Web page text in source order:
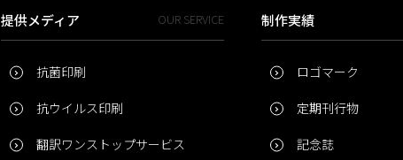
提供メディア OUR SERVICE
抗菌印刷
抗ウイルス印刷
翻訳ワンストップサービス
制作実績
ロゴマーク
定期刊行物
記念誌